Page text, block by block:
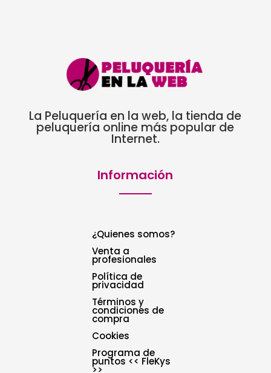
La Peluquería en la web, la tienda de
peluquería online más popular de
Internet.
Información
¿Quienes somos?
Venta a
profesionales
Política de
privacidad
Términos y
condiciones de
compra
Cookies
Programa de
puntos << FleKys
>>